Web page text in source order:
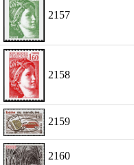
2157
2158
2159
2160